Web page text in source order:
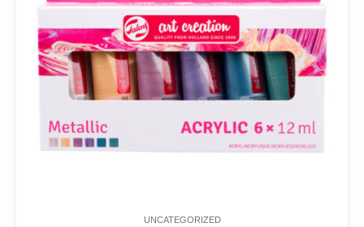
UNCATEGORIZED